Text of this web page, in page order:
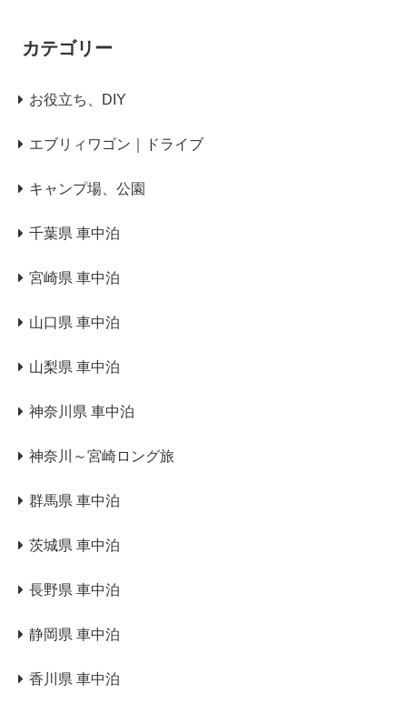
カテゴリー
お役立ち、DIY
エブリィワゴン｜ドライブ
キャンプ場、公園
千葉県 車中泊
宮崎県 車中泊
山口県 車中泊
山梨県 車中泊
神奈川県 車中泊
神奈川～宮崎ロング旅
群馬県 車中泊
茨城県 車中泊
長野県 車中泊
静岡県 車中泊
香川県 車中泊